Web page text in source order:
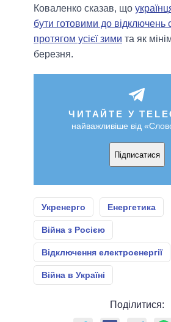
Коваленко сказав, що
бути готовими до відключень
протягом усієї зими та як
березня.
ЧИТАЙТЕ У
найважливіше від
Підписатися
Укренерго Енергетика
Війна з Росією
Відключення електроенергії
Війна в Україні
Поділитися: